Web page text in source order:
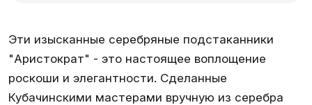
Эти изысканные серебряные подстаканники
"Аристократ" - это настоящее воплощение
роскоши и элегантности. Сделанные
Кубачинскими мастерами вручную из серебра